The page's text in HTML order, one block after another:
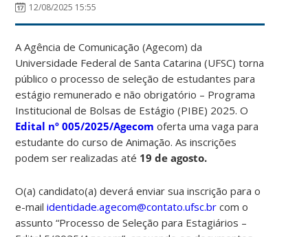
12/08/2025 15:55
A Agência de Comunicação (Agecom) da
Universidade Federal de Santa Catarina (UFSC) torna
público o processo de seleção de estudantes para
estágio remunerado e não obrigatório – Programa
Institucional de Bolsas de Estágio (PIBE) 2025. O
Edital nº 005/2025/Agecom oferta uma vaga para
estudante do curso de Animação. As inscrições
podem ser realizadas até 19 de agosto.
O(a) candidato(a) deverá enviar sua inscrição para o
e-mailidentidade.agecom@contato.ufsc.br com o
assunto “Processo de Seleção para Estagiários –